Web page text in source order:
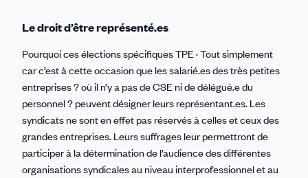
Le droit d’être représenté.es
Pourquoi ces élections spécifiques TPE · Tout simplement
car c’est à cette occasion que les salarié.es des très petites
entreprises ? où il n’y a pas de CSE ni de délégué.e du
personnel ? peuvent désigner leurs représentant.es. Les
syndicats ne sont en effet pas réservés à celles et ceux des
grandes entreprises. Leurs suffrages leur permettront de
participer à la détermination de l’audience des différentes
organisations syndicales au niveau interprofessionnel et au